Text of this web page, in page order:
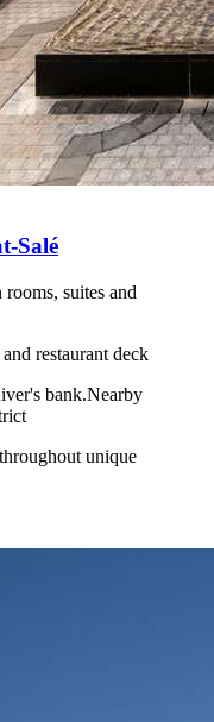
Salé
suites and
restaurant deck
bank.Nearby
unique